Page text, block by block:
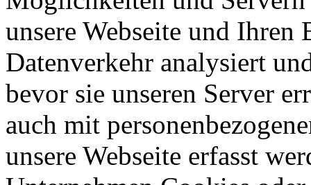
unsere Webseite und
Datenverkehr analysiert
bevor sie unseren Server
auch mit
unsere Webseite erfasst